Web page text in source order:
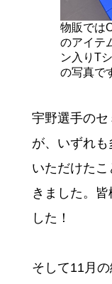
物販では
のアイテ
ン入りT
の写真で
宇野選手の
が、いずれ
いただけた
きました。
した！
そして11月